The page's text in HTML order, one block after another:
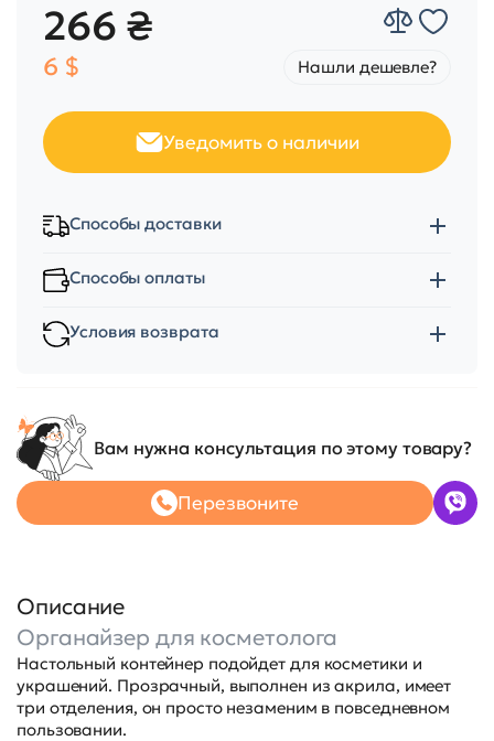
266 ₴
6 $ Нашли дешевле?
Уведомить о наличии
Способы доставки
Способы оплаты
Условия возврата
Вам нужна консультация по этому товару?
Перезвоните
Описание
Органайзер для косметолога
Настольный контейнер подойдет для косметики и
украшений. Прозрачный, выполнен из акрила, имеет
три отделения, он просто незаменим в повседневном
пользовании.